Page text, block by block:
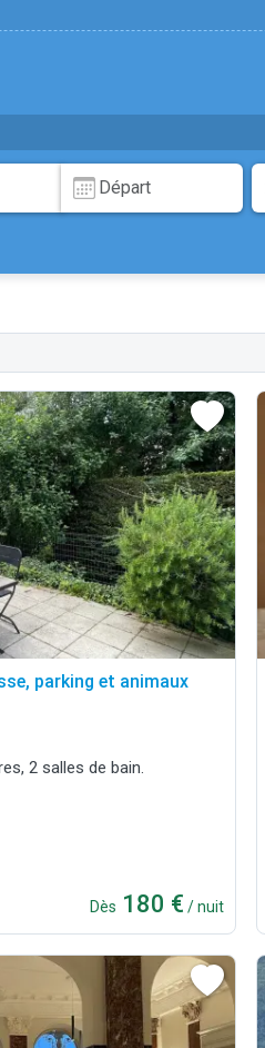
parking et animaux
2 salles de bain.
Dès 180 € / nuit